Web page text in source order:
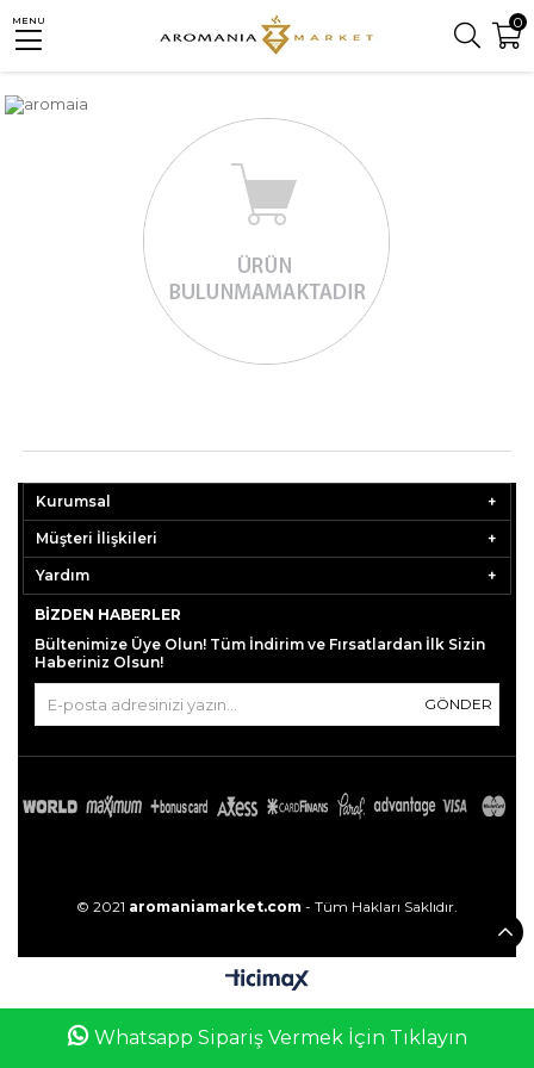
MENU 0
Kurumsal
Müşteri İlişkileri
Yardım
BIZDEN HABERLER
Bültenimize Üye Olun! Tüm İndirim ve Fırsatlardan İlk Sizin
Haberiniz Olsun!
GÖNDER
© 2021 aromaniamarket.com - Tüm Hakları Saklıdır.
Whatsapp Sipariş Vermek İçin Tıklayın
Favorilerim Sepetim Üye Girişi